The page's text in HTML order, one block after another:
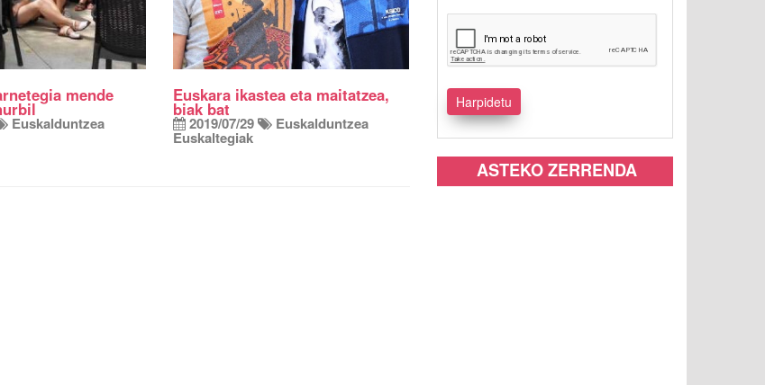
mende
Euskalduntzea
Euskara ikastea eta maitatzea,
biak bat
2019/07/29 Euskalduntzea
Euskaltegiak
ASTEKO ZERRENDA